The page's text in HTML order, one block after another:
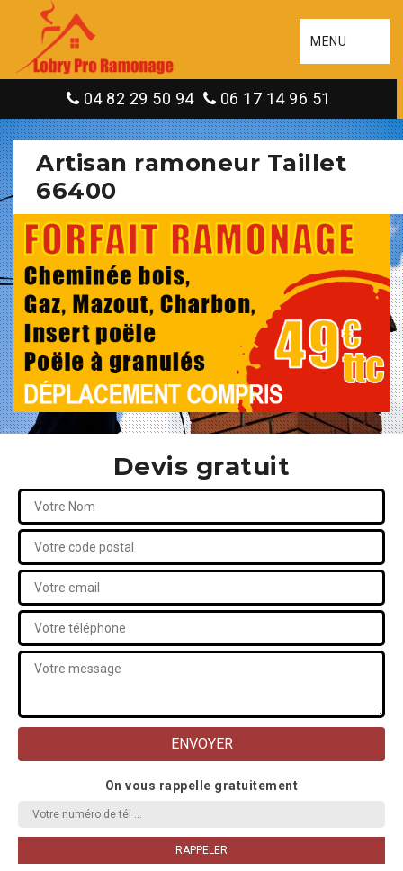
MENU
04 82 29 50 94 06 17 14 96 51
Artisan ramoneur Taillet
66400
Devis gratuit
On vous rappelle gratuitement